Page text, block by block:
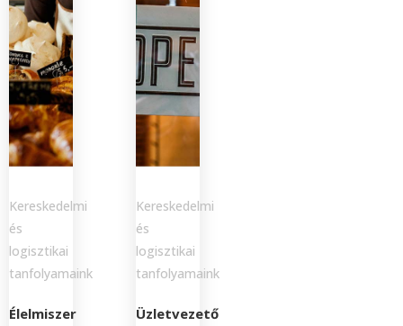
Kereskedelmi
és
logisztikai
tanfolyamaink
Élelmiszer
Kereskedelmi
és
logisztikai
tanfolyamaink
Üzletvezető